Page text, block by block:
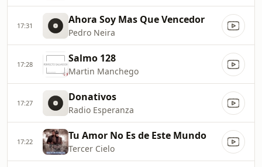
17:31 Ahora Soy Mas Que Vencedor
Pedro Neira
17:28 Salmo 128
Martin Manchego
17:27 Donativos
Radio Esperanza
17:22 Tu Amor No Es de Este Mundo
Tercer Cielo